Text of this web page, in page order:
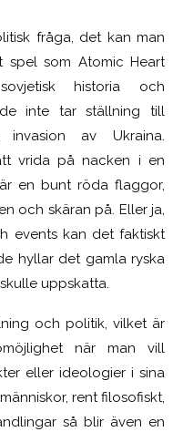
fråga, det kan man
spel som Atomic Heart
historia och
inte tar ställning till
invasion av Ukraina.
vrida på nacken i en
en bunt röda flaggor,
och skäran på. Eller ja,
events kan det faktiskt
hyllar det gamla ryska
uppskatta.
och politik, vilket är
när man vill
eller ideologier i sina
rent filosofiskt,
så blir även en